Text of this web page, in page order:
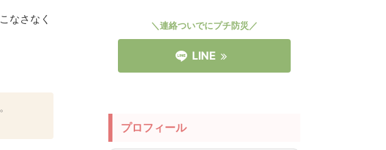
なさなく
＼連絡ついでにプチ防災／
LINE
プロフィール